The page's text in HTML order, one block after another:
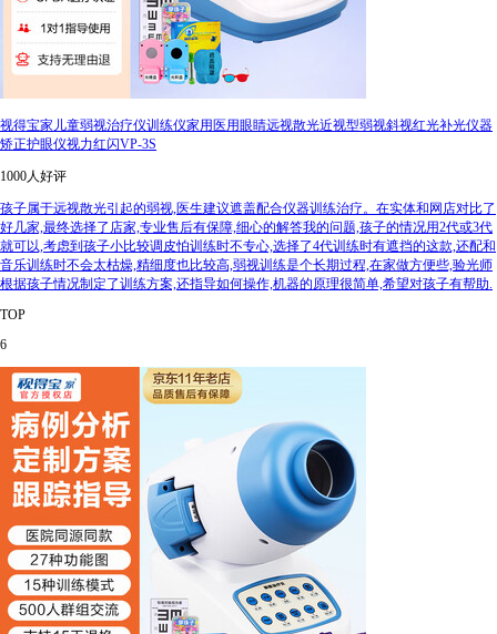
视得宝家儿童弱视治疗仪训练仪家用医用眼睛远视散光近视型弱视斜视红光补光仪器
矫正护眼仪视力红闪VP-3S
1000人好评
孩子属于远视散光引起的弱视,医生建议遮盖配合仪器训练治疗。在实体和网店对比了
好几家,最终选择了店家,专业售后有保障,细心的解答我的问题,孩子的情况用2代或3代
就可以,考虑到孩子小比较调皮怕训练时不专心,选择了4代训练时有遮挡的这款,还配和
音乐训练时不会太枯燥,精细度也比较高,弱视训练是个长期过程,在家做方便些,验光师
根据孩子情况制定了训练方案,还指导如何操作,机器的原理很简单,希望对孩子有帮助.
TOP
6